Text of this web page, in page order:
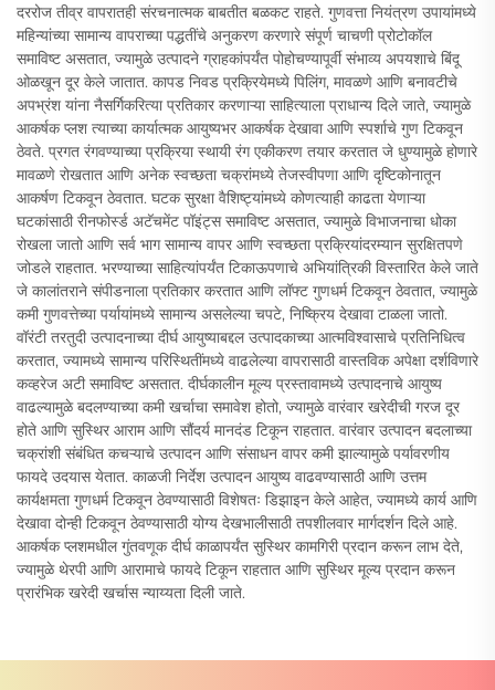
दररोज तीव्र वापरातही संरचनात्मक बाबतीत बळकट राहते. गुणवत्ता नियंत्रण उपायांमध्ये
महिन्यांच्या सामान्य वापराच्या पद्धतींचे अनुकरण करणारे संपूर्ण चाचणी प्रोटोकॉल
समाविष्ट असतात, ज्यामुळे उत्पादने ग्राहकांपर्यंत पोहोचण्यापूर्वी संभाव्य अपयशाचे बिंदू
ओळखून दूर केले जातात. कापड निवड प्रक्रियेमध्ये पिलिंग, मावळणे आणि बनावटीचे
अपभ्रंश यांना नैसर्गिकरित्या प्रतिकार करणाऱ्या साहित्याला प्राधान्य दिले जाते, ज्यामुळे
आकर्षक प्लश त्याच्या कार्यात्मक आयुष्यभर आकर्षक देखावा आणि स्पर्शाचे गुण टिकवून
ठेवते. प्रगत रंगवण्याच्या प्रक्रिया स्थायी रंग एकीकरण तयार करतात जे धुण्यामुळे होणारे
मावळणे रोखतात आणि अनेक स्वच्छता चक्रांमध्ये तेजस्वीपणा आणि दृष्टिकोनातून
आकर्षण टिकवून ठेवतात. घटक सुरक्षा वैशिष्ट्यांमध्ये कोणत्याही काढता येणाऱ्या
घटकांसाठी रीनफोर्स्ड अटॅचमेंट पॉइंट्स समाविष्ट असतात, ज्यामुळे विभाजनाचा धोका
रोखला जातो आणि सर्व भाग सामान्य वापर आणि स्वच्छता प्रक्रियांदरम्यान सुरक्षितपणे
जोडले राहतात. भरण्याच्या साहित्यांपर्यंत टिकाऊपणाचे अभियांत्रिकी विस्तारित केले जाते
जे कालांतराने संपीडनाला प्रतिकार करतात आणि लॉफ्ट गुणधर्म टिकवून ठेवतात, ज्यामुळे
कमी गुणवत्तेच्या पर्यायांमध्ये सामान्य असलेल्या चपटे, निष्क्रिय देखावा टाळला जातो.
वॉरंटी तरतुदी उत्पादनाच्या दीर्घ आयुष्याबद्दल उत्पादकाच्या आत्मविश्वासाचे प्रतिनिधित्व
करतात, ज्यामध्ये सामान्य परिस्थितींमध्ये वाढलेल्या वापरासाठी वास्तविक अपेक्षा दर्शविणारे
कव्हरेज अटी समाविष्ट असतात. दीर्घकालीन मूल्य प्रस्तावामध्ये उत्पादनाचे आयुष्य
वाढल्यामुळे बदलण्याच्या कमी खर्चाचा समावेश होतो, ज्यामुळे वारंवार खरेदीची गरज दूर
होते आणि सुस्थिर आराम आणि सौंदर्य मानदंड टिकून राहतात. वारंवार उत्पादन बदलाच्या
चक्रांशी संबंधित कचऱ्याचे उत्पादन आणि संसाधन वापर कमी झाल्यामुळे पर्यावरणीय
फायदे उदयास येतात. काळजी निर्देश उत्पादन आयुष्य वाढवण्यासाठी आणि उत्तम
कार्यक्षमता गुणधर्म टिकवून ठेवण्यासाठी विशेषतः डिझाइन केले आहेत, ज्यामध्ये कार्य आणि
देखावा दोन्ही टिकवून ठेवण्यासाठी योग्य देखभालीसाठी तपशीलवार मार्गदर्शन दिले आहे.
आकर्षक प्लशमधील गुंतवणूक दीर्घ काळापर्यंत सुस्थिर कामगिरी प्रदान करून लाभ देते,
ज्यामुळे थेरपी आणि आरामाचे फायदे टिकून राहतात आणि सुस्थिर मूल्य प्रदान करून
प्रारंभिक खरेदी खर्चास न्याय्यता दिली जाते.